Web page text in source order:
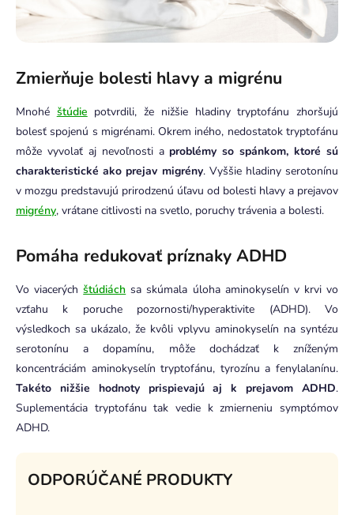
Zmierňuje bolesti hlavy a migrénu
Mnohé štúdie potvrdili, že nižšie hladiny tryptofánu zhoršujú
bolesť spojenú s migrénami. Okrem iného, nedostatok tryptofánu
môže vyvolať aj nevoľnosti a problémy so spánkom, ktoré sú
charakteristické ako prejav migrény. Vyššie hladiny serotonínu
v mozgu predstavujú prirodzenú úľavu od bolesti hlavy a prejavov
migrény, vrátane citlivosti na svetlo, poruchy trávenia a bolesti.
Pomáha redukovať príznaky ADHD
Vo viacerýchštúdiách sa skúmala úloha aminokyselín v krvi vo
vzťahu k poruche pozornosti/hyperaktivite (ADHD). Vo
výsledkoch sa ukázalo, že kvôli vplyvu aminokyselín na syntézu
serotonínu a dopamínu, môže dochádzať k zníženým
koncentráciám aminokyselín tryptofánu, tyrozínu a fenylalanínu.
Takéto nižšie hodnoty prispievajú aj k prejavom ADHD.
Suplementácia tryptofánu tak vedie k zmierneniu symptómov
ADHD.
ODPORÚČANÉ PRODUKTY